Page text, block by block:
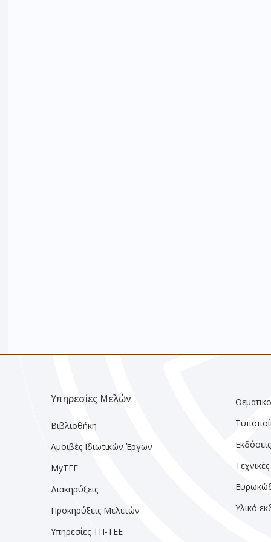
Υπηρεσίες Μελών
Βιβλιοθήκη
Αμοιβές Ιδιωτικών Έργων
MyTEE
Διακηρύξεις
Προκηρύξεις Μελετών
Υπηρεσίες ΤΠ-ΤΕΕ
Εκδόσεις
Υλικό